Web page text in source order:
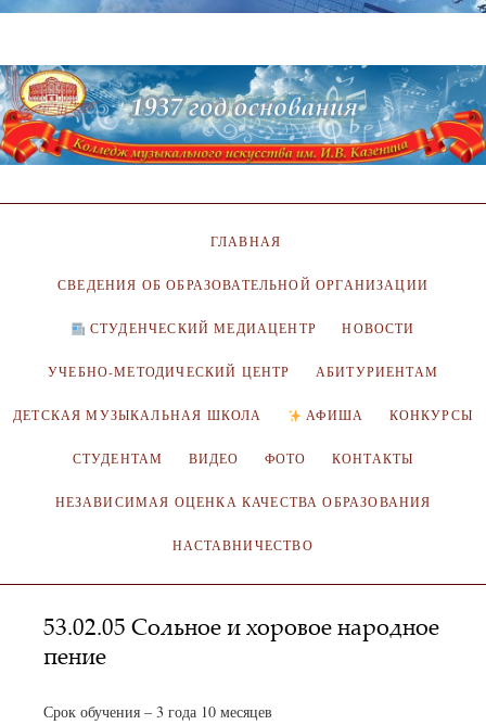
ГЛАВНАЯ
СВЕДЕНИЯ ОБ ОБРАЗОВАТЕЛЬНОЙ ОРГАНИЗАЦИИ
СТУДЕНЧЕСКИЙ МЕДИАЦЕНТР НОВОСТИ
УЧЕБНО-МЕТОДИЧЕСКИЙ ЦЕНТР АБИТУРИЕНТАМ
ДЕТСКАЯ МУЗЫКАЛЬНАЯ ШКОЛА АФИША КОНКУРСЫ
СТУДЕНТАМ ВИДЕО ФОТО КОНТАКТЫ
НЕЗАВИСИМАЯ ОЦЕНКА КАЧЕСТВА ОБРАЗОВАНИЯ
НАСТАВНИЧЕСТВО
53.02.05 Сольное и хоровое народное
пение
Срок обучения – 3 года 10 месяцев